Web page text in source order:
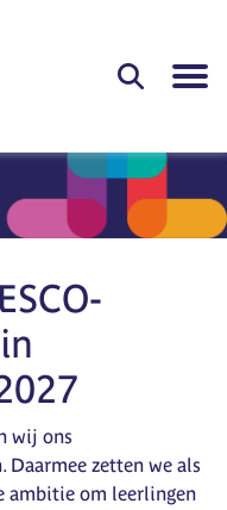
wij ons
Daarmee zetten we als
ambitie om leerlingen